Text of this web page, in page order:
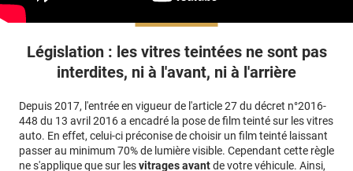
Législation : les vitres teintées ne sont pas
interdites, ni à l'avant, ni à l'arrière
Depuis 2017, l'entrée en vigueur de l'article 27 du décret n°2016-
448 du 13 avril 2016 a encadré la pose de film teinté sur les vitres
auto. En effet, celui-ci préconise de choisir un film teinté laissant
passer au minimum 70% de lumière visible. Cependant cette règle
ne s'applique que sur lesvitrages avantde votre véhicule. Ainsi,